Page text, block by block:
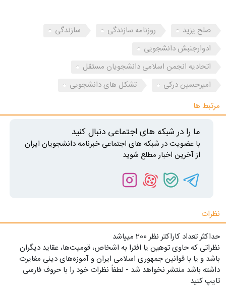
صلح یزید روزنامه سازندگی
سازندگی
ادوارجنبش دانشجویی
اتحادیه انجمن اسلامی‌ دانشجویان مستقل
امیرحسین درکی
تشکل های دانشجویی
مرتبط ها
ما را در شبکه های اجتماعی دنبال کنید
با عضویت در شبکه های اجتماعی خبرنامه دانشجویان ایران
از آخرین اخبار مطلع شوید
نظرات
حداکثر تعداد کاراکتر نظر 200 ميياشد
نظراتی که حاوی توهین یا افترا به اشخاص، قومیت‌ها، عقاید دیگران
باشد و یا با قوانین جمهوری اسلامی ایران و آموزه‌های دینی مغایرت
داشته باشد منتشر نخواهد شد - لطفاً نظرات خود را با حروف فارسی
تایپ کنید